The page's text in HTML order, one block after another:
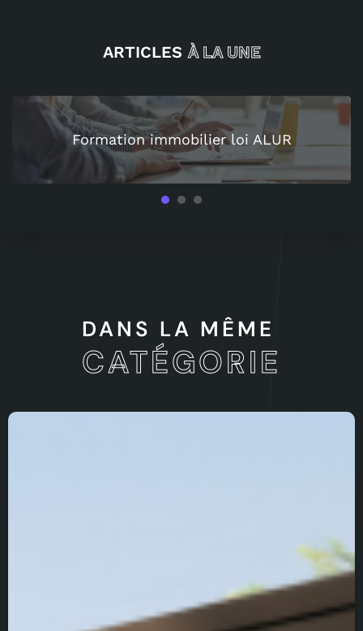
ARTICLES À LA UNE
Formation immobilier loi ALUR
DANS LA MÊME
CATÉGORIE